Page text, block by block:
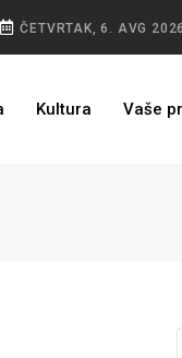
ČETVRTAK, 6. AVG
Kultura Vaše